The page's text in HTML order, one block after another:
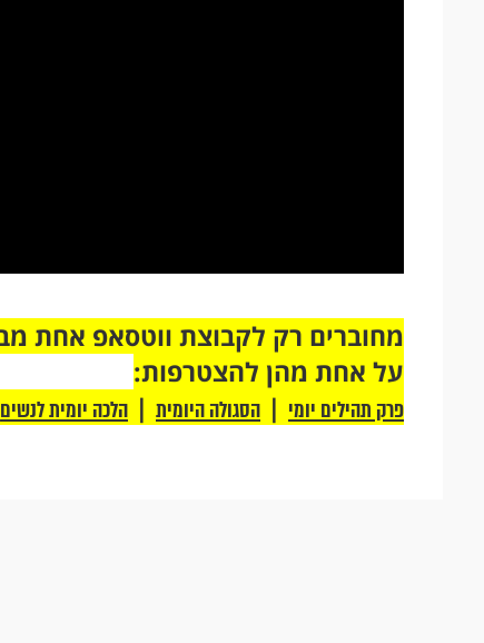
על אחת מהן להצטרפות:
פרק תהילים יומי | הסגולה היומית | הלכה יומית לנשים